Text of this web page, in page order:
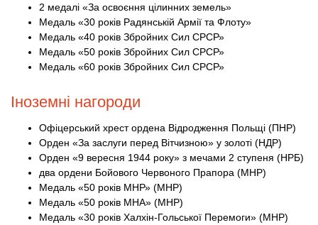
2 медалі «За освоєння цілинних земель»
Медаль «30 років Радянській Армії та Флоту»
Медаль «40 років Збройних Сил СРСР»
Медаль «50 років Збройних Сил СРСР»
Медаль «60 років Збройних Сил СРСР»
Іноземні нагороди
Офіцерський хрест ордена Відродження Польщі (ПНР)
Орден «За заслуги перед Вітчизною» у золоті (НДР)
Орден «9 вересня 1944 року» з мечами 2 ступеня (НРБ)
два ордени Бойового Червоного Прапора (МНР)
Медаль «50 років МНР» (МНР)
Медаль «50 років МНА» (МНР)
Медаль «30 років Халхін-Гольської Перемоги» (МНР)